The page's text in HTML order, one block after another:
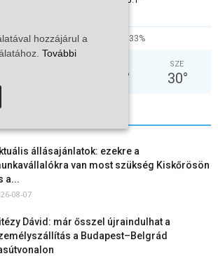
2.9kmh 33%
°
SZE
30°
állásajánlatok: ezekre a
van most szükség Kiskőrösön
a...
08-07
Dávid: már ősszel újraindulhat a
a Budapest–Belgrád
hozzájárul a
További